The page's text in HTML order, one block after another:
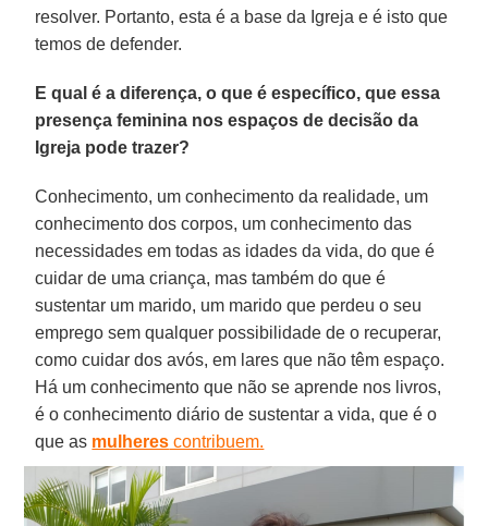
resolver. Portanto, esta é a base da Igreja e é isto que
temos de defender.
E qual é a diferença, o que é específico, que essa
presença feminina nos espaços de decisão da
Igreja pode trazer?
Conhecimento, um conhecimento da realidade, um
conhecimento dos corpos, um conhecimento das
necessidades em todas as idades da vida, do que é
cuidar de uma criança, mas também do que é
sustentar um marido, um marido que perdeu o seu
emprego sem qualquer possibilidade de o recuperar,
como cuidar dos avós, em lares que não têm espaço.
Há um conhecimento que não se aprende nos livros,
é o conhecimento diário de sustentar a vida, que é o
que as mulheres contribuem.